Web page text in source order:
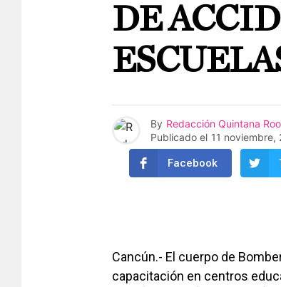
DE
By Redacción Quintana Roo
Publicado el 11 noviembre,
Facebook
Cancún.- El cuerpo de
capacitación en centros